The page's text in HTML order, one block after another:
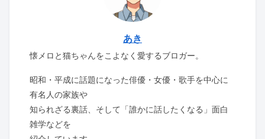
あき
懐メロと猫ちゃんをこよなく愛するブロガー。
昭和・平成に話題になった俳優・女優・歌手を中心に
有名人の家族や
知られざる裏話、そして「誰かに話したくなる」面白
雑学などを